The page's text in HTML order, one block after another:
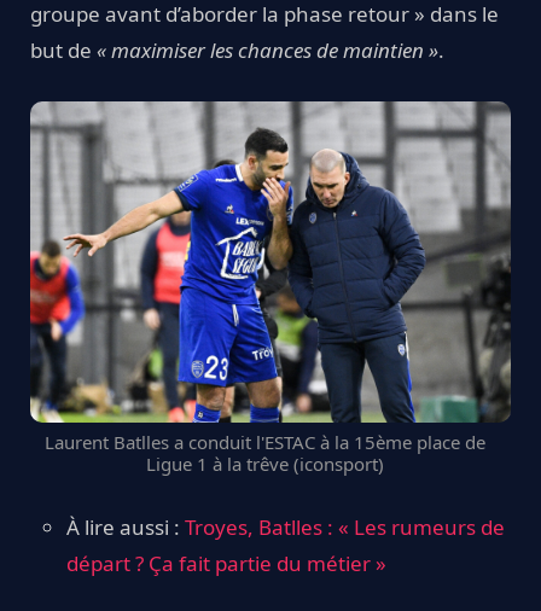
groupe avant d’aborder la phase retour » dans le
but de « maximiser les chances de maintien ».
Laurent Batlles a conduit l'ESTAC à la 15ème place de
Ligue 1 à la trêve (iconsport)
À lire aussi : Troyes, Batlles : « Les rumeurs de
départ ? Ça fait partie du métier »